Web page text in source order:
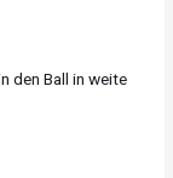
den Ball in weite